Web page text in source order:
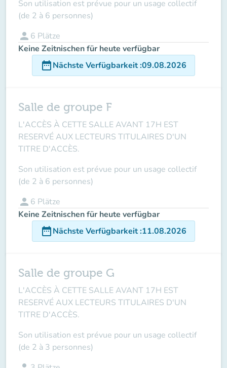
Son utilisation est prévue pour un usage collectif
(de 2 à 6 personnes)
person 6 Plätze
Keine Zeitnischen für heute verfügbar
date_rangeNächste Verfügbarkeit:09.08.2026
Salle de groupe F
L'ACCÈS À CETTE SALLE AVANT 17H EST
RESERVÉ AUX LECTEURS TITULAIRES D'UN
TITRE D'ACCÈS.
Son utilisation est prévue pour un usage collectif
(de 2 à 6 personnes)
person 6 Plätze
Keine Zeitnischen für heute verfügbar
date_rangeNächste Verfügbarkeit:11.08.2026
Salle de groupe G
L'ACCÈS À CETTE SALLE AVANT 17H EST
RESERVÉ AUX LECTEURS TITULAIRES D'UN
TITRE D'ACCÈS.
Son utilisation est prévue pour un usage collectif
(de 2 à 3 personnes)